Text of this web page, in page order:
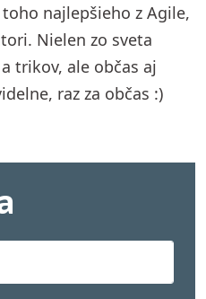
najlepšieho z Agile,
Nielen zo sveta
trikov, ale občas aj
raz za občas :)